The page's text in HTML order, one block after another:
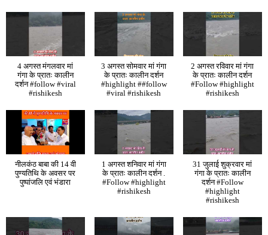
4 अगस्त मंगलवार मां
गंगा के प्रातः कालीन
दर्शन #follow #viral
#rishikesh
3 अगस्त सोमवार मां गंगा
के प्रातः कालीन दर्शन
#highlight ##follow
#viral #rishikesh
2 अगस्त रविवार मां गंगा
के प्रातः कालीन दर्शन
#Follow #highlight
#rishikesh
नीलकंठ बाबा की 14 वी
पुण्यतिथि के अवसर पर
पुष्पांजलि एवं भंडारा
1 अगस्त शनिवार मां गंगा
के प्रातः कालीन दर्शन .
#Follow #highlight
#rishikesh
31 जुलाई शुक्रवार मां
गंगा के प्रातः कालीन
दर्शन #Follow
#highlight
#rishikesh